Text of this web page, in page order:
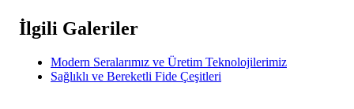
İlgili Galeriler
Modern Seralarımız ve Üretim Teknolojilerimiz
Sağlıklı ve Bereketli Fide Çeşitleri